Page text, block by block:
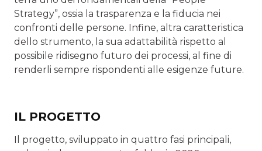
Strategy”, ossia la trasparenza e la fiducia nei
confronti delle persone. Infine, altra caratteristica
dello strumento, la sua adattabilità rispetto al
possibile ridisegno futuro dei processi, al fine di
renderli sempre rispondenti alle esigenze future.
IL PROGETTO
Il progetto, sviluppato in quattro fasi principali,